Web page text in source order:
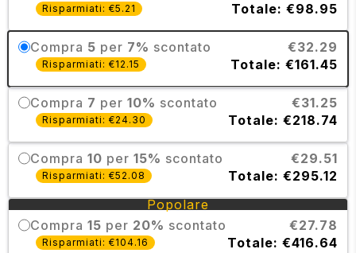
Risparmiati: €5.21 Totale: €98.95
Compra 5 per 7% scontato €32.29
Risparmiati: €12.15 Totale: €161.45
Compra 7 per 10% scontato €31.25
Risparmiati: €24.30 Totale: €218.74
Compra 10 per 15% scontato €29.51
Risparmiati: €52.08
Totale: €295.12
Popolare
Compra 15 per 20% scontato €27.78
Risparmiati: €104.16 Totale: €416.64